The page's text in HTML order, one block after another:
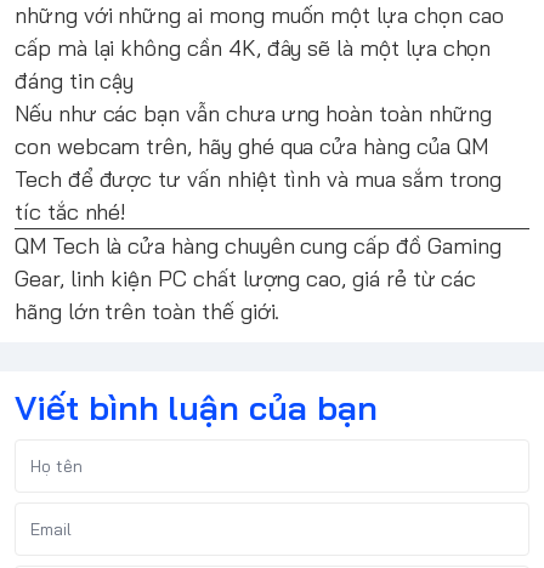
những với những ai mong muốn một lựa chọn cao
cấp mà lại không cần 4K, đây sẽ là một lựa chọn
đáng tin cậy
Nếu như các bạn vẫn chưa ưng hoàn toàn những
con webcam trên, hãy ghé qua cửa hàng của QM
Tech để được tư vấn nhiệt tình và mua sắm trong
tíc tắc nhé!
QM Tech là cửa hàng chuyên cung cấp đồ Gaming
Gear, linh kiện PC chất lượng cao, giá rẻ từ các
hãng lớn trên toàn thế giới.
Viết bình luận của bạn